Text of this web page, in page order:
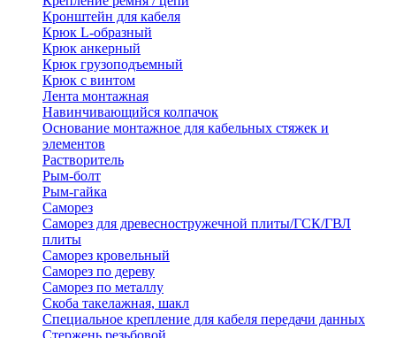
Кронштейн для кабеля
Крюк L-образный
Крюк анкерный
Крюк грузоподъемный
Крюк с винтом
Лента монтажная
Навинчивающийся колпачок
Основание монтажное для кабельных стяжек и
элементов
Растворитель
Рым-болт
Рым-гайка
Саморез
Саморез для древесностружечной плиты/ГСК/ГВЛ
плиты
Саморез кровельный
Саморез по дереву
Саморез по металлу
Скоба такелажная, шакл
Специальное крепление для кабеля передачи данных
Стержень резьбовой